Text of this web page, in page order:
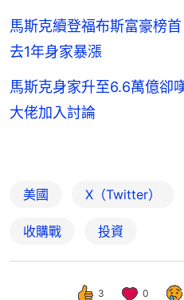
馬斯克續登福布斯富豪
去1年身家暴漲
馬斯克身家升至6.6萬億
大佬加入討論
美國 X（Twitter）
收購戰 投資
3 0